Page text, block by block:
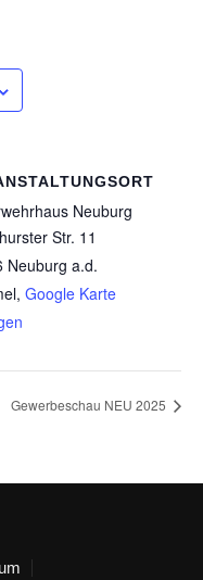
Neuburg
Str. 11
Neuburg a.d.
, Google Karte
Gewerbeschau NEU 2025